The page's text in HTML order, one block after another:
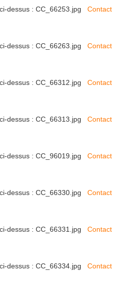
dessus : CC_66253.jpg Contact
dessus : CC_66263.jpg Contact
dessus : CC_66312.jpg Contact
dessus : CC_66313.jpg Contact
dessus : CC_96019.jpg Contact
dessus : CC_66330.jpg Contact
dessus : CC_66331.jpg Contact
dessus : CC_66334.jpg Contact